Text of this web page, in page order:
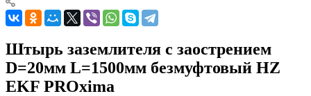
Штырь заземлителя с заострением
D=20мм L=1500мм безмуфтовый HZ
EKF PROxima